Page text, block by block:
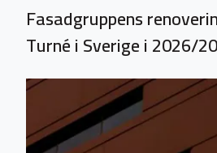
Fasadgruppens
Turné i Sverige i 2026/